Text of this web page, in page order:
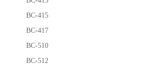
BC-415
BC-417
BC-510
BC-512